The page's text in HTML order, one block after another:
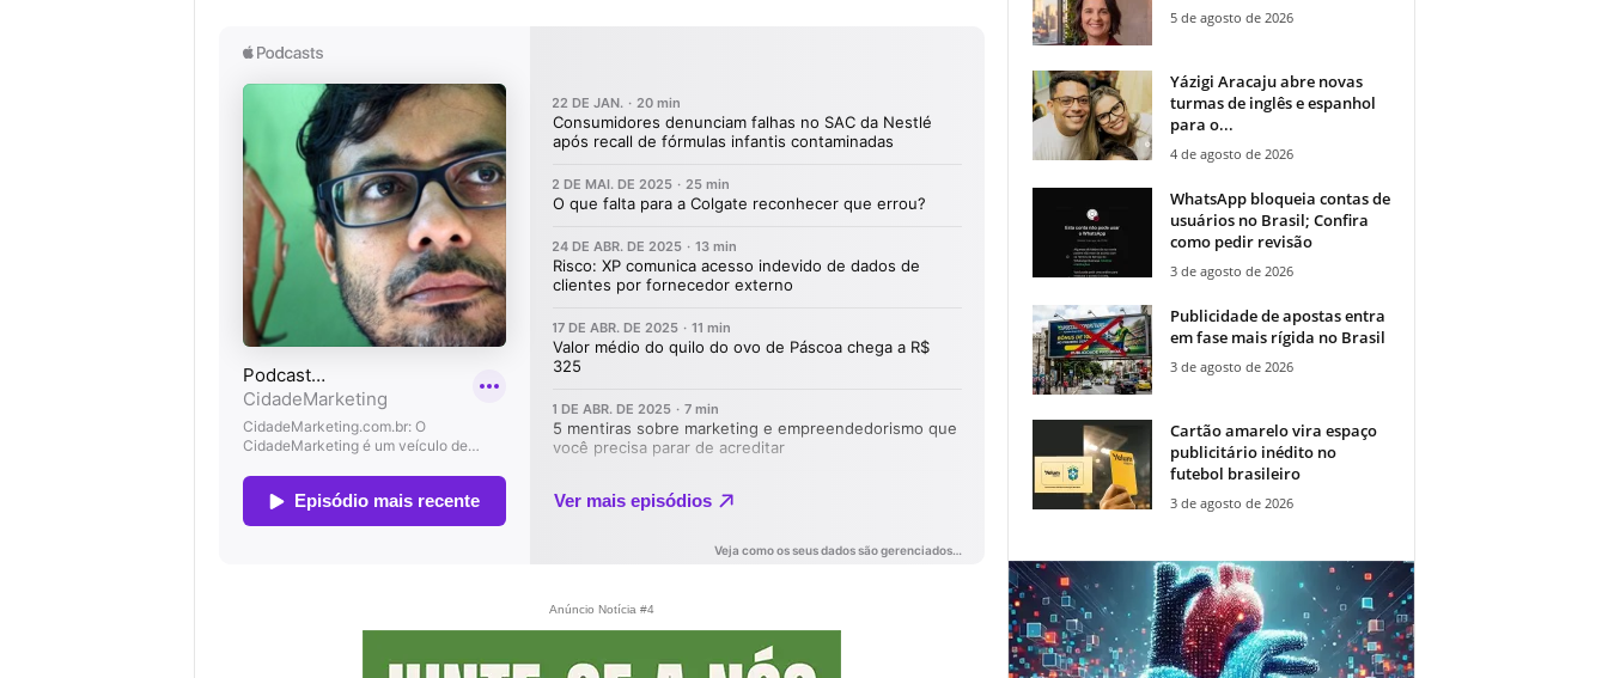
Anúncio Notícia #4
5 de agosto de 2026
Yázigi Aracaju abre novas
turmas de inglês e espanhol
para o...
4 de agosto de 2026
WhatsApp bloqueia contas de
usuários no Brasil; Confira
como pedir revisão
3 de agosto de 2026
Publicidade de apostas entra
em fase mais rígida no Brasil
3 de agosto de 2026
Cartão amarelo vira espaço
publicitário inédito no
futebol brasileiro
3 de agosto de 2026